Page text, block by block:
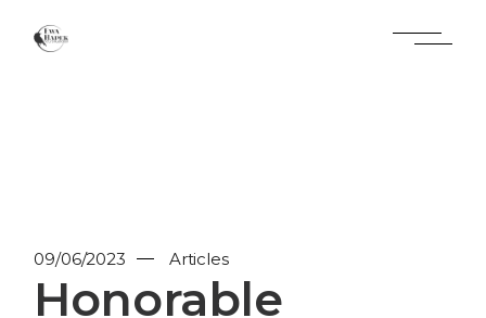
content
09/06/2023 Articles
Honorable